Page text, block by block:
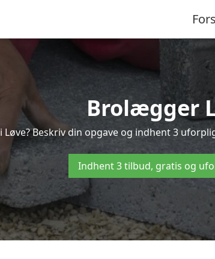
Brolægger
Beskriv din opgave og indhent 3
Indhent 3 tilbud, gratis og